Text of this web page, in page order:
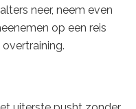
neer, neem even
op een reis